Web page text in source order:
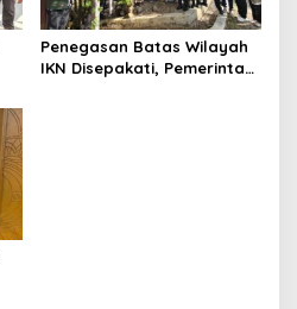
Penegasan Batas Wilayah
IKN Disepakati, Pemerintah